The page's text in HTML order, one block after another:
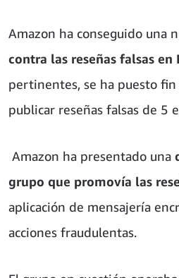
Amazon ha conseguido una
contra las reseñas falsas en
pertinentes, se ha puesto
publicar reseñas falsas de 5
Amazon ha presentado una
grupo que promovía las
aplicación de mensajería
acciones fraudulentas.